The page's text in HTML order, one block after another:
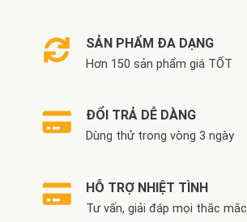
SẢN PHẨM ĐA DẠNG
Hơn 150 sản phẩm giá TỐT
ĐỔI TRẢ DỄ DÀNG
Dùng thử trong vòng 3 ngày
HỖ TRỢ NHIỆT TÌNH
Tư vấn, giải đáp mọi thắc mắc